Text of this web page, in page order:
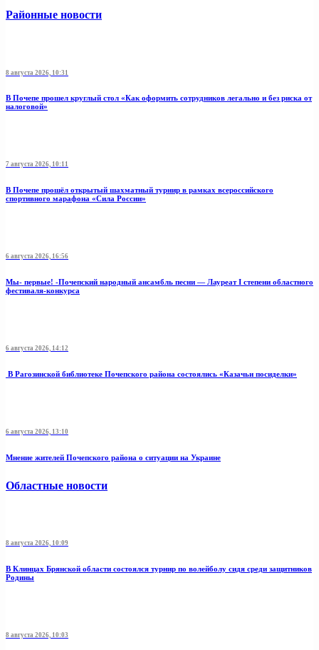
Районные новости
8 августа 2026, 10:31
В Почепе прошел круглый стол «Как оформить сотрудников легально и без риска от
налоговой»
7 августа 2026, 10:11
В Почепе прошёл открытый шахматный турнир в рамках всероссийского
спортивного марафона «Сила России»
6 августа 2026, 16:56
Мы- первые! -Почепский народный ансамбль песни — Лауреат I степени областного
фестиваля-конкурса
6 августа 2026, 14:12
В Рагозинской библиотеке Почепского района состоялись «Казачьи посиделки»
6 августа 2026, 13:10
Мнение жителей Почепского района о ситуации на Украине
Областные новости
8 августа 2026, 10:09
В Клинцах Брянской области состоялся турнир по волейболу сидя среди защитников
Родины
8 августа 2026, 10:03